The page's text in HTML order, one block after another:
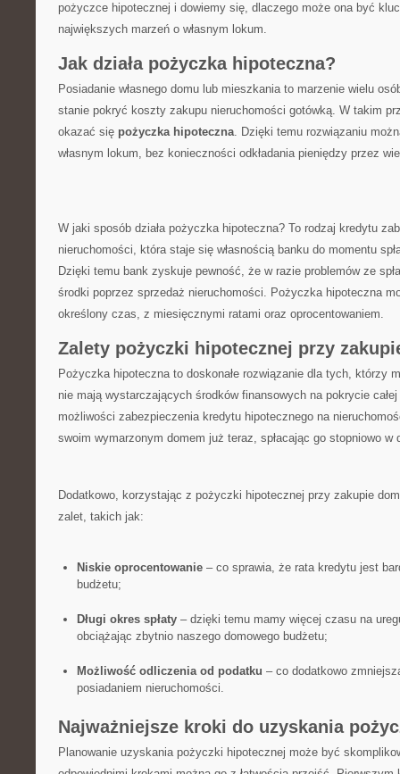
pożyczce hipotecznej i dowiemy się, dlaczego może ona być
największych marzeń o własnym lokum.
Jak działa pożyczka hipoteczna?
Posiadanie własnego domu lub mieszkania to‌ marzenie wielu
stanie pokryć koszty zakupu nieruchomości gotówką. W takim
okazać się pożyczka hipoteczna. Dzięki temu ⁤rozwiązaniu
własnym ⁣lokum,​ bez konieczności odkładania pieniędzy przez
W jaki sposób działa⁣ pożyczka hipoteczna?⁣ To rodzaj kredytu
nieruchomości, która staje się‍ własnością ‌banku do momentu
Dzięki temu bank zyskuje⁤ pewność, że w razie problemów ze
środki poprzez⁤ sprzedaż nieruchomości. Pożyczka⁢ hipoteczna‍
określony czas, z miesięcznymi ratami oraz oprocentowaniem.
Zalety pożyczki hipotecznej przy
Pożyczka hipoteczna to doskonałe rozwiązanie dla tych, którzy
nie mają wystarczających środków ‍finansowych na pokrycie
możliwości zabezpieczenia kredytu hipotecznego na
swoim wymarzonym domem już teraz, spłacając go stopniowo w
Dodatkowo, korzystając z pożyczki ‌hipotecznej przy ⁤zakupie
zalet, ​takich jak:
Niskie oprocentowanie– co sprawia, że rata kredytu jest
⁤budżetu;
Długi okres spłaty– dzięki temu mamy więcej ⁤czasu na
obciążając zbytnio naszego domowego budżetu;
Możliwość ‍odliczenia od⁣ podatku –‌ co dodatkowo
posiadaniem ⁤nieruchomości.
Najważniejsze kroki do uzyskania
Planowanie uzyskania pożyczki hipotecznej może być